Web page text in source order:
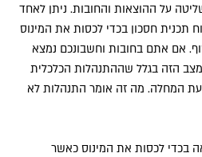
על ההוצאות והחובות. ניתן לאחד
תכנית חסכון בכדי לכסות את המינוס
אם אתם בחובות וחשבונכם נמצא
הזה בגלל שההתנהלות הכלכלית
המחלה. מה זה אומר התנהלות לא
בכדי לכסות את המינוס כאשר